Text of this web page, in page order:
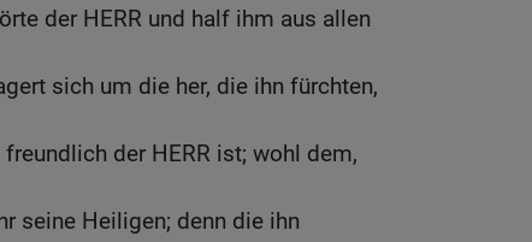
der HERR und half ihm aus allen
sich um die her, die ihn fürchten,
der HERR ist; wohl dem,
seine Heiligen; denn die ihn